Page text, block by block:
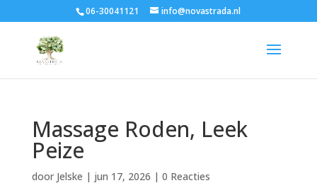
06-30041121 info@novastrada.nl
Massage Roden, Leek
Peize
door Jelske | jun 17, 2026 | 0 Reacties